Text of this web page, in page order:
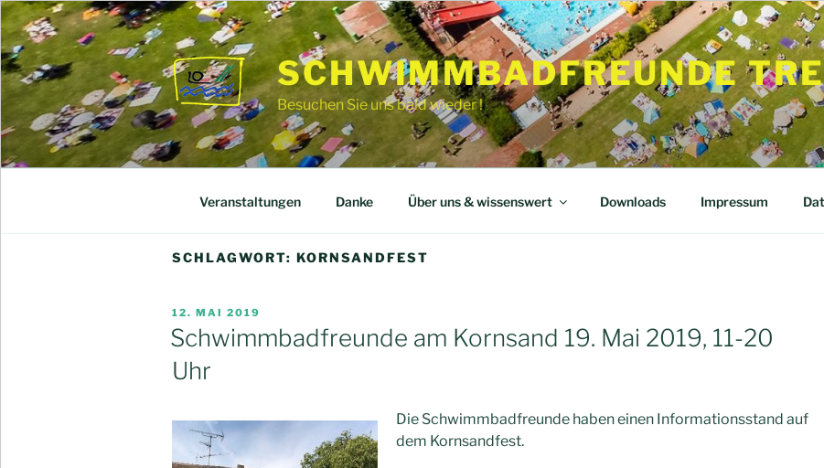
Zum
Inhalt
springen
SCHWIMMBADFREUNDE
Besuchen Sie uns bald wieder !
Veranstaltungen Danke Über uns & wissenswert Downloads Impressum
SCHLAGWORT: KORNSANDFEST
VERÖFFENTLICHT
AM
12. MAI 2019
Schwimmbadfreunde am Kornsand 19. Mai 2019, 11-20
Uhr
Die Schwimmbadfreunde haben einen Informationsstand auf
dem Kornsandfest.